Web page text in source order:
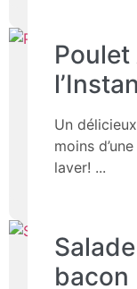
Un
moins
laver!
bacon